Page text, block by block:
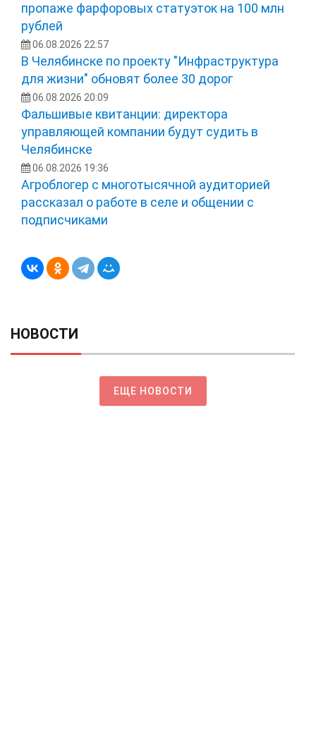
пропаже фарфоровых статуэток на 100 млн
рублей
06.08.2026 22:57
В Челябинске по проекту "Инфраструктура
для жизни" обновят более 30 дорог
06.08.2026 20:09
Фальшивые квитанции: директора
управляющей компании будут судить в
Челябинске
06.08.2026 19:36
Агроблогер с многотысячной аудиторией
рассказал о работе в селе и общении с
подписчиками
НОВОСТИ
ЕЩЕ НОВОСТИ